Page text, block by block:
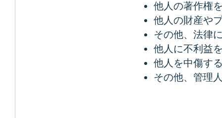
他人の著作権
他人の財産や
その他、法律
他人に不利益
他人を中傷す
その他、管理